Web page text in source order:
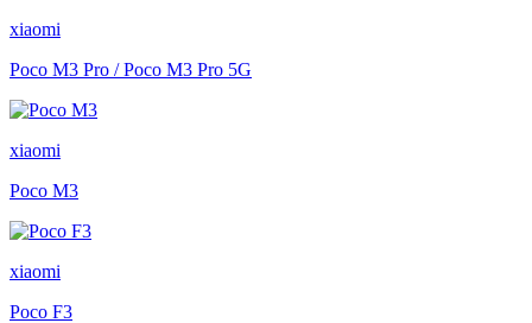
xiaomi
Poco M3 Pro / Poco M3 Pro 5G
xiaomi
Poco M3
xiaomi
Poco F3